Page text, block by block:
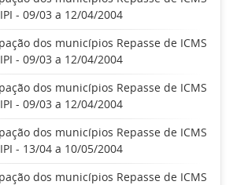
- 09/03 a 12/04/2004
dos municípios Repasse de ICMS
- 09/03 a 12/04/2004
dos municípios Repasse de ICMS
- 09/03 a 12/04/2004
dos municípios Repasse de ICMS
- 13/04 a 10/05/2004
dos municípios Repasse de ICMS